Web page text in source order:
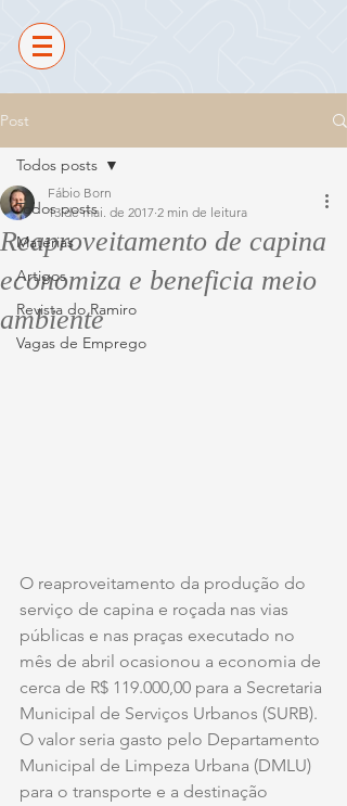
Post
Todos posts
Matérias
Artigos
Revista do Ramiro
Vagas de Emprego
Todos posts
Reaproveitamento de capina
economiza e beneficia meio
ambiente
Fábio Born
13 de mai. de 2017 2 min de leitura
O reaproveitamento da produção do
serviço de capina e roçada nas vias
públicas e nas praças executado no
mês de abril ocasionou a economia de
cerca de R$ 119.000,00 para a Secretaria
Municipal de Serviços Urbanos (SURB).
O valor seria gasto pelo Departamento
Municipal de Limpeza Urbana (DMLU)
para o transporte e a destinação